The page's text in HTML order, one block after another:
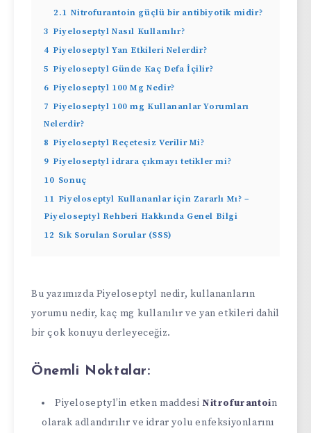
2.1 Nitrofurantoin güçlü bir antibiyotik midir?
3 Piyeloseptyl Nasıl Kullanılır?
4 Piyeloseptyl Yan Etkileri Nelerdir?
5 Piyeloseptyl Günde Kaç Defa İçilir?
6 Piyeloseptyl 100 Mg Nedir?
7 Piyeloseptyl 100 mg Kullananlar Yorumları
Nelerdir?
8 Piyeloseptyl Reçetesiz Verilir Mi?
9 Piyeloseptyl idrara çıkmayı tetikler mi?
10 Sonuç
11 Piyeloseptyl Kullananlar için Zararlı Mı? –
Piyeloseptyl Rehberi Hakkında Genel Bilgi
12 Sık Sorulan Sorular (SSS)
Bu yazımızda Piyeloseptyl nedir, kullananların
yorumu nedir, kaç mg kullanılır ve yan etkileri dahil
bir çok konuyu derleyeceğiz.
Önemli Noktalar:
Piyeloseptyl’in etken maddesi Nitrofurantoin
olarak adlandırılır ve idrar yolu enfeksiyonlarını